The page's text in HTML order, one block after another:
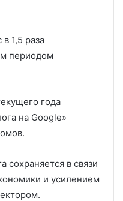
1,5 раза
периодом
года
на Google»
сохраняется в связи
и усилением